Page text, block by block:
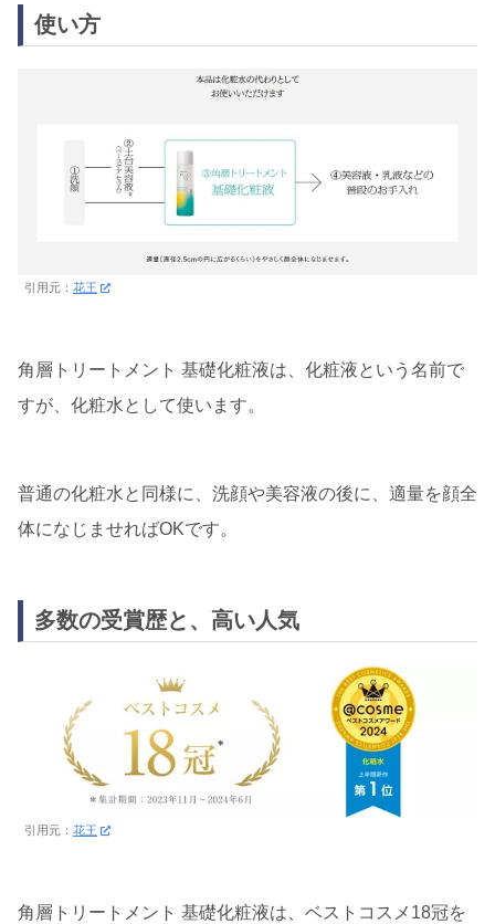
使い方
引用元： 花王
角層トリートメント 基礎化粧液は、化粧液という名前で
すが、化粧水として使います。
普通の化粧水と同様に、洗顔や美容液の後に、適量を顔全
体になじませればOKです。
多数の受賞歴と、高い人気
引用元： 花王
角層トリートメント 基礎化粧液は、ベストコスメ18冠を